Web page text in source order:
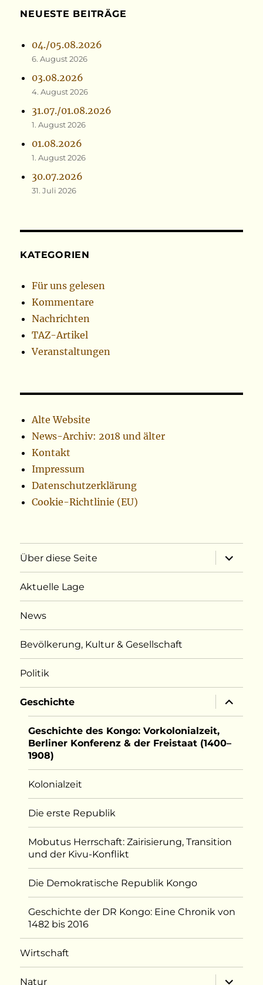
NEUESTE BEITRÄGE
04./05.08.2026
6. August 2026
03.08.2026
4. August 2026
31.07./01.08.2026
1. August 2026
01.08.2026
1. August 2026
30.07.2026
31. Juli 2026
KATEGORIEN
Für uns gelesen
Kommentare
Nachrichten
TAZ-Artikel
Veranstaltungen
Alte Website
News-Archiv: 2018 und älter
Kontakt
Impressum
Datenschutzerklärung
Cookie-Richtlinie (EU)
Über diese Seite
öffnen
Aktuelle Lage
News
Bevölkerung, Kultur & Gesellschaft
Politik
Geschichte
öffnen
Geschichte des Kongo: Vorkolonialzeit,
Berliner Konferenz & der Freistaat (1400–
1908)
Kolonialzeit
Die erste Republik
Mobutus Herrschaft: Zairisierung, Transition
und der Kivu-Konflikt
Die Demokratische Republik Kongo
Geschichte der DR Kongo: Eine Chronik von
1482 bis 2016
Wirtschaft
Natur